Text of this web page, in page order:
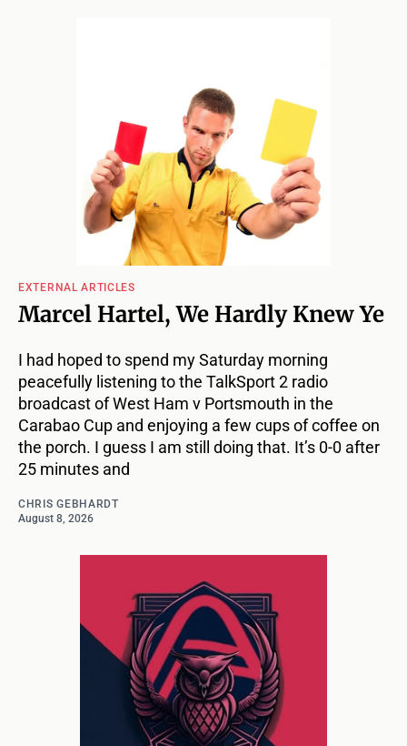
EXTERNAL ARTICLES
Marcel Hartel, We Hardly Knew Ye
I had hoped to spend my Saturday morning
peacefully listening to the TalkSport 2 radio
broadcast of West Ham v Portsmouth in the
Carabao Cup and enjoying a few cups of coffee on
the porch. I guess I am still doing that. It’s 0-0 after
25 minutes and
CHRIS GEBHARDT
August 8, 2026